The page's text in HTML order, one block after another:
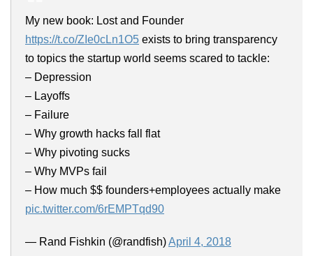
My new book: Lost and Founder
https://t.co/ZIe0cLn1O5 exists to bring transparency
to topics the startup world seems scared to tackle:
– Depression
– Layoffs
– Failure
– Why growth hacks fall flat
– Why pivoting sucks
– Why MVPs fail
– How much $$ founders+employees actually make
pic.twitter.com/6rEMPTqd90
— Rand Fishkin (@randfish)April 4, 2018